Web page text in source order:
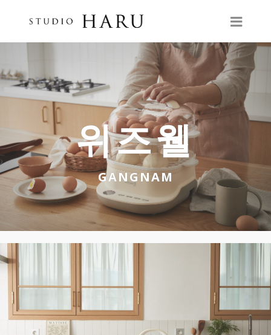
위즈웰
GANGNAM